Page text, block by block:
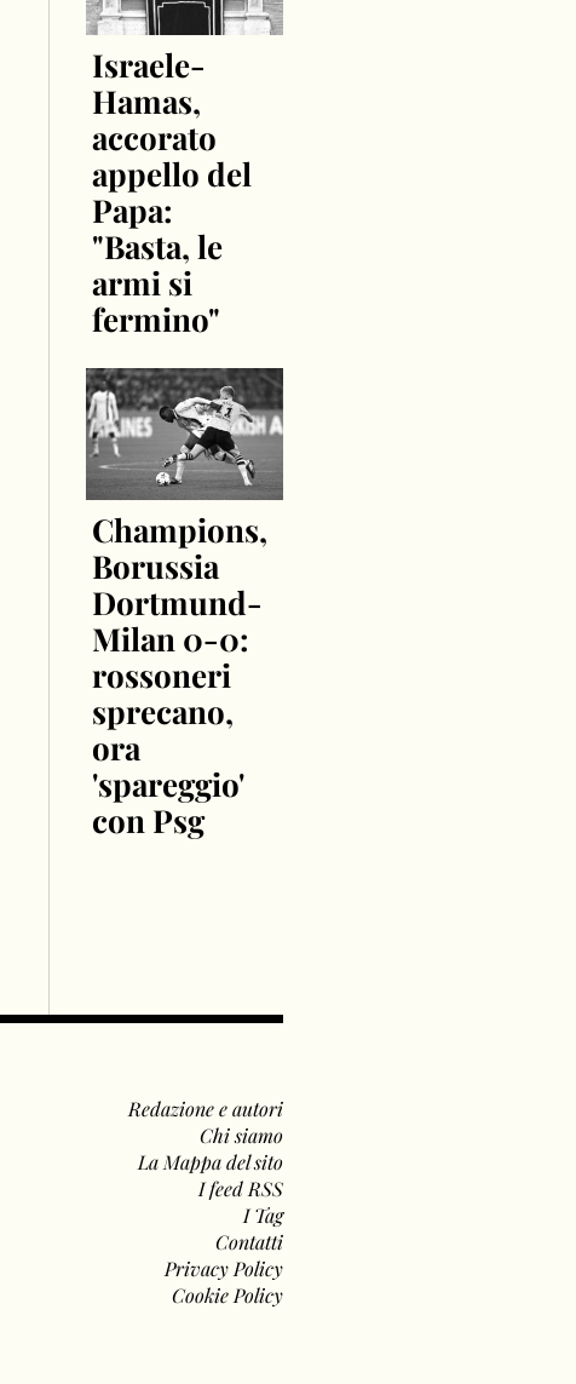
Israele-
Hamas,
accorato
appello del
Papa:
"Basta, le
armi si
fermino"
Champions,
Borussia
Dortmund-
Milan 0-0:
rossoneri
sprecano,
ora
'spareggio'
con Psg
Redazione e autori
Chi siamo
La Mappa del sito
I feed RSS
I Tag
Contatti
Privacy Policy
Cookie Policy